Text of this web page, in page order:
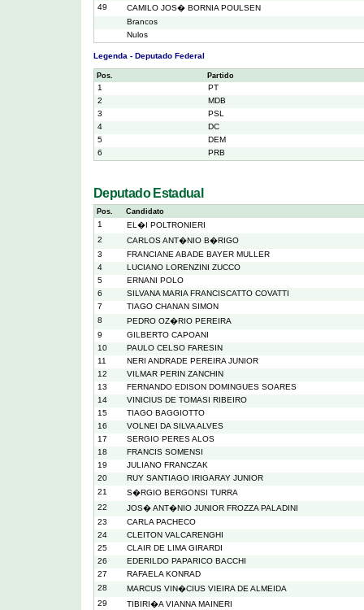
49
CAMILO JOS� BORNIA POULSEN
Brancos
Nulos
Legenda - Deputado Federal
Pos. Partido
1
PT
2
MDB
3
PSL
4
DC
5
DEM
6
PRB
Deputado Estadual
Pos. Candidato
1
EL�I POLTRONIERI
2
CARLOS ANT�NIO B�RIGO
3
FRANCIANE ABADE BAYER MULLER
4
LUCIANO LORENZINI ZUCCO
5
ERNANI POLO
6
SILVANA MARIA FRANCISCATTO COVATTI
7
TIAGO CHANAN SIMON
8
PEDRO OZ�RIO PEREIRA
9
GILBERTO CAPOANI
10
PAULO CELSO FARESIN
11
NERI ANDRADE PEREIRA JUNIOR
12
VILMAR PERIN ZANCHIN
13
FERNANDO EDISON DOMINGUES SOARES
14
VINICIUS DE TOMASI RIBEIRO
15
TIAGO BAGGIOTTO
16
VOLNEI DA SILVA ALVES
17
SERGIO PERES ALOS
18
FRANCIS SOMENSI
19
JULIANO FRANCZAK
20
RUY SANTIAGO IRIGARAY JUNIOR
21
S�RGIO BERGONSI TURRA
22
JOS� ANT�NIO JUNIOR FROZZA PALADINI
23
CARLA PACHECO
24
CLEITON VALCARENGHI
25
CLAIR DE LIMA GIRARDI
26
EDERILDO PAPARICO BACCHI
27
RAFAELA KONRAD
28
MARCUS VIN�CIUS VIEIRA DE ALMEIDA
29
TIBIRI�A VIANNA MAINERI